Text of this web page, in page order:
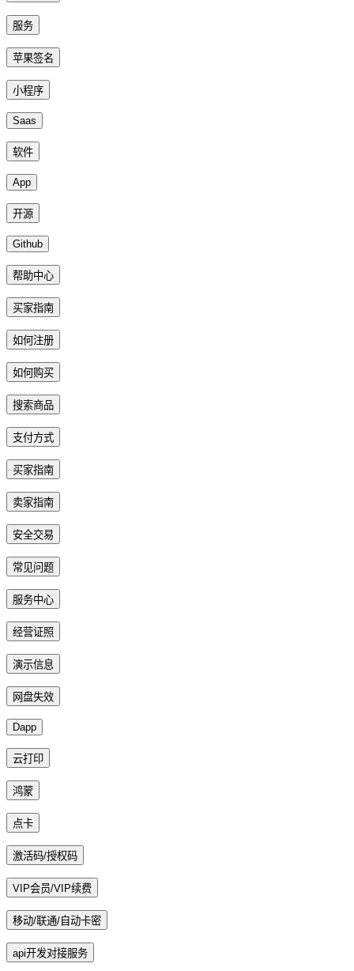
服务
苹果签名
小程序
Saas
软件
App
开源
Github
帮助中心
买家指南
如何注册
如何购买
搜索商品
支付方式
买家指南
卖家指南
安全交易
常见问题
服务中心
经营证照
演示信息
网盘失效
Dapp
云打印
鸿蒙
点卡
激活码/授权码
VIP会员/VIP续费
移动/联通/自动卡密
api开发对接服务